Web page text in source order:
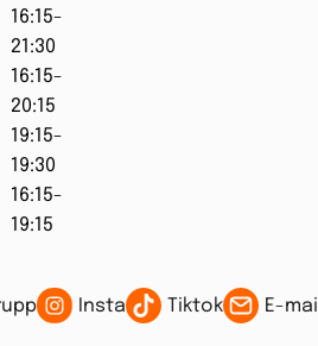
16:15-
21:30
16:15-
20:15
19:15-
19:30
16:15-
19:15
Insta Tiktok E-mail